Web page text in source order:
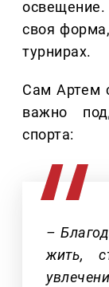
своя
турнирах.
Сам Артем
важно
спорта:
–
жить,